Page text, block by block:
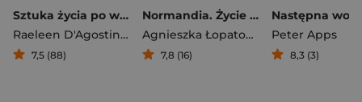
Sztuka życia po włosku
Raeleen D'Agostino-Mautner
7,5 (88)
Normandia. Życie między przypływem a odpływem
Agnieszka Łopatowska
7,8 (16)
Peter Apps
8,3 (3)